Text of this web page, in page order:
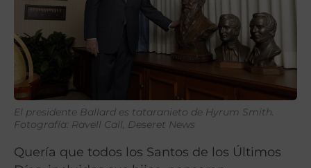
El presidente Ballard es tataranieto de Hyrum Smith.
Fotografía: Ravell Call, Deseret News
Quería que todos los Santos de los Últimos